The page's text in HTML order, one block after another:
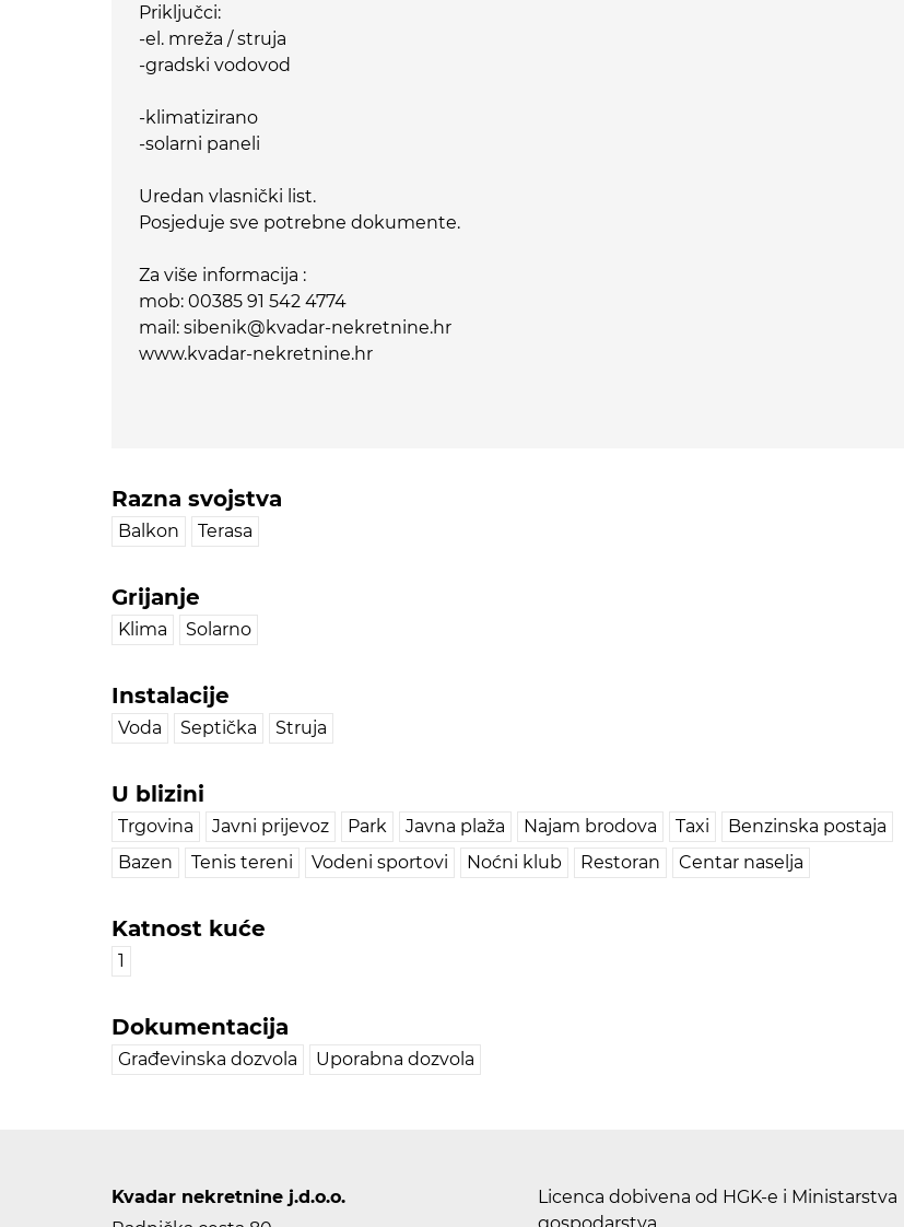
Priključci:
-el. mreža / struja
-gradski vodovod
-klimatizirano
-solarni paneli
Uredan vlasnički list.
Posjeduje sve potrebne dokumente.
Za više informacija :
mob: 00385 91 542 4774
mail: sibenik@kvadar-nekretnine.hr
www.kvadar-nekretnine.hr
Razna svojstva
Balkon Terasa
Grijanje
Klima Solarno
Instalacije
Voda Septička Struja
U blizini
Trgovina Javni prijevoz Park Javna plaža Najam brodova Taxi
Benzinska postaja
Bazen
Tenis tereni Vodeni sportovi Noćni klub Restoran Centar naselja
Katnost kuće
1
Dokumentacija
Građevinska dozvola Uporabna dozvola
Kvadar nekretnine j.d.o.o.
Licenca dobivena od HGK-e i Ministarstva